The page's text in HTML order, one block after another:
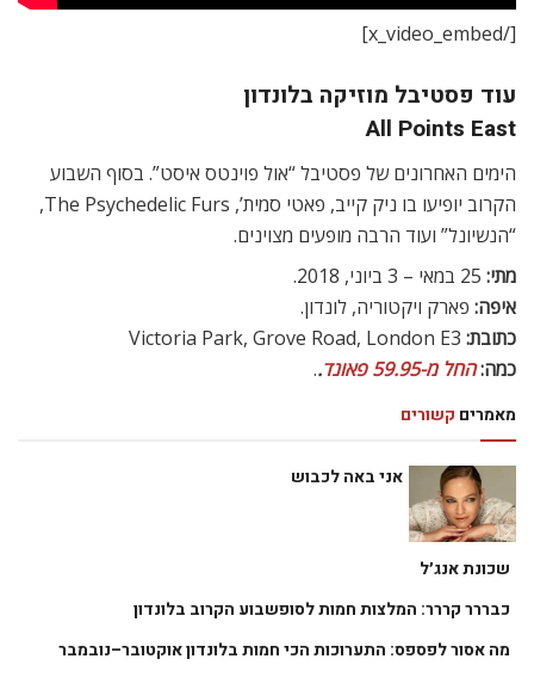
[/x_video_embed]
עוד פסטיבל מוזיקה בלונדון
All Points East
הימים האחרונים של פסטיבל “אול פוינטס איסט”. בסוף השבוע
הקרוב יופיעו בו ניק קייב, פאטי סמית’, The Psychedelic Furs,
“הנשיונל” ועוד הרבה מופעים מצוינים.
מתי: 25 במאי – 3 ביוני, 2018.
איפה: פארק ויקטוריה, לונדון.
כתובת:
כמה:החל מ-59.95 פאונד .
.
מאמרים קשורים
אני באה לכבוש
שכונת אנג׳ל
כבררר קררר: המלצות חמות לסופשבוע הקרוב בלונדון
מה אסור לפספס: התערוכות הכי חמות בלונדון אוקטובר–נובמבר